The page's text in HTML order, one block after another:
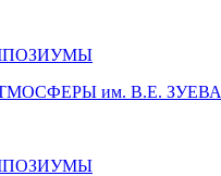
им. В.Е. ЗУЕВА